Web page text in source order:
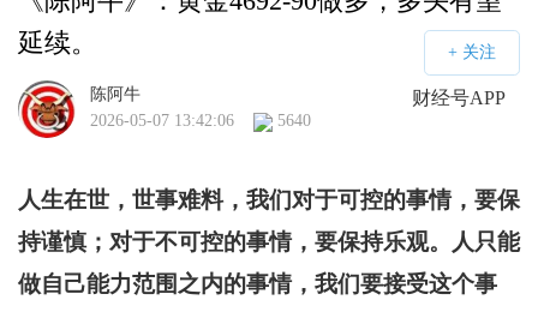
延续。
财经号APP
陈阿牛
2026-05-07 13:42:06
5640
人生在世，世事难料，我们对于可控的事情，要保
持谨慎；对于不可控的事情，要保持乐观。人只能
做自己能力范围之内的事情，我们要接受这个事